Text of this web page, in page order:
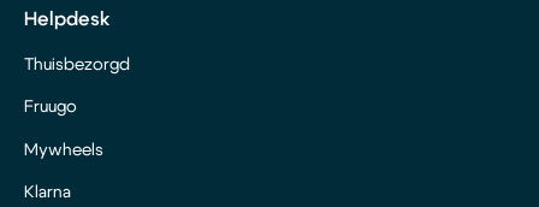
Helpdesk
Thuisbezorgd
Fruugo
Mywheels
Klarna